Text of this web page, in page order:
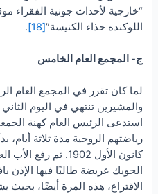
“خارجية لأحداث جونية الفقراء
اللوكنده حذاء الكنيسة”[18]
.
ج- المجمع العام الخامس
لما كان تقرر في المجمع العام
استدعى الرئيس العام كهنة
رياضتهم الروحية مدة ثلاثة
كانون الأول 1902.
الحويك عريضة طالبًا فيها الإذن
الاقتراع، هذه المرة أيضًا، بحيث